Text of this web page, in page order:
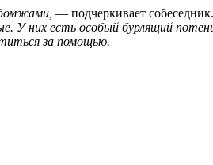
— подчеркивает
них есть особый бурлящий
за помощью.